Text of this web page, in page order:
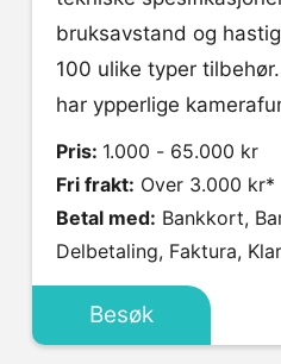
bruksavstand og
100 ulike typer
har ypperlige
Pris: 1.000 - 65.000 kr
Fri frakt: Over 3.000 kr*
Betal med:
Delbetaling, Faktura,
Besøk